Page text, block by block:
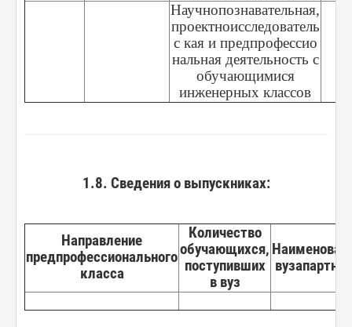
Научнопознавательная,
проектноисследователь
с кая и предпрофессио
нальная деятельность с
обучающимися
инженерных классов
1.8. Сведения о выпускниках:
Направление
предпрофессионального
класса
Количество
обучающихся,
поступивших
в вуз